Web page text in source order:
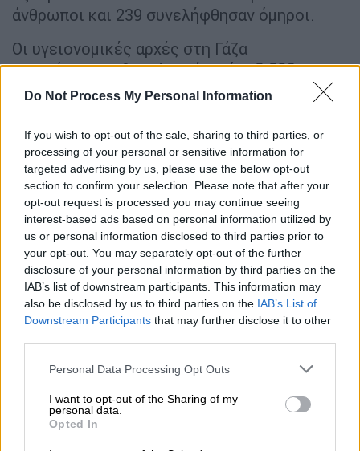
Do Not Process My Personal Information
If you wish to opt-out of the sale, sharing to third parties, or
processing of your personal or sensitive information for
targeted advertising by us, please use the below opt-out
section to confirm your selection. Please note that after your
opt-out request is processed you may continue seeing
interest-based ads based on personal information utilized by
us or personal information disclosed to third parties prior to
your opt-out. You may separately opt-out of the further
disclosure of your personal information by third parties on the
IAB’s list of downstream participants. This information may
also be disclosed by us to third parties on the IAB’s List of
Downstream Participants that may further disclose it to other
Please note that this website/app uses one or more Google
not limited to your visit or usage behaviour. You may click to
grant or deny consent to Google and its third-party tags to
use your data for below specified purposes in below Google
Personal Data Processing Opt Outs
I want to opt-out of the Sharing of my
personal data.
Opted In
άνθρωποι και 239 συνελήφθησαν όμηροι.
Οι υγειονομικές αρχές στη Γάζα
ανακοίνωσαν χθες, Δευτέρα, ότι8.306
άνθρωποι, περιλαμβανομένων 3.457 παιδιών,
εβδομάδων χερσαίων και αεροπορικών
επιθέσεων.
Οι δηλώσεις
Ο Ισραηλινός πρωθυπουργός Μπενιαμίν
Νετανιάχου δήλωσε χθες, Δευτέρα, ότι δεν
θα συμφωνήσει σε κατάπαυση του πυρός στη
Γάζα. Ο εκπρόσωπος της αμερικανικής
υπηρεσίας εθνικής ασφαλείας Τζον Κίρμπι
από την πλευρά του σχολίασε ότι «ηΧαμάς
είναι η μόνη που θα έβγαινε αυτή τη στιγμή
κερδισμένη από αυτό».
Η Ρασίντα Τλάιμπ, μια Αμερικανοπαλαιστίνια
βουλευτής από τη Μινεσότα, ανέβασε χθες